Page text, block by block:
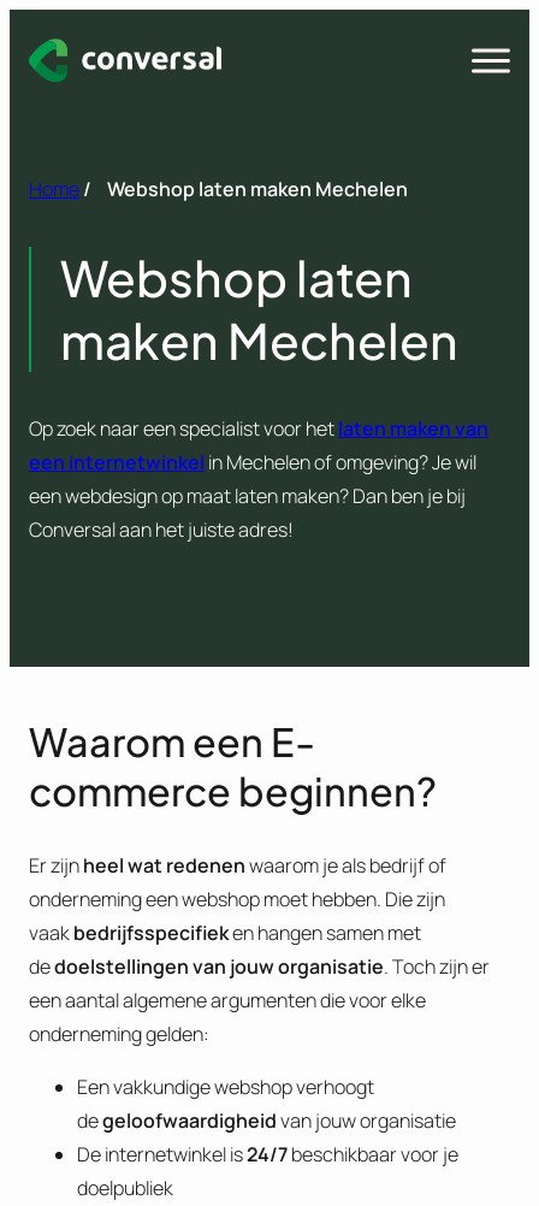
naar
Open
Home/ Webshop laten maken Mechelen
Webshop laten
maken Mechelen
Op zoek naar een specialist voor hetlaten maken van
een internetwinkel in Mechelen of omgeving? Je wil
een webdesign op maat laten maken? Dan ben je bij
Conversal aan het juiste adres!
Waarom een E-
commerce beginnen?
Er zijnheel wat redenenwaarom je als bedrijf of
onderneming een webshop moet hebben. Die zijn
vaakbedrijfsspecifieken hangen samen met
dedoelstellingen van jouw organisatie. Toch zijn er
een aantal algemene argumenten die voor elke
onderneming gelden:
Een vakkundige webshop verhoogt
degeloofwaardigheidvan jouw organisatie
De internetwinkel is24/7beschikbaar voor je
doelpubliek